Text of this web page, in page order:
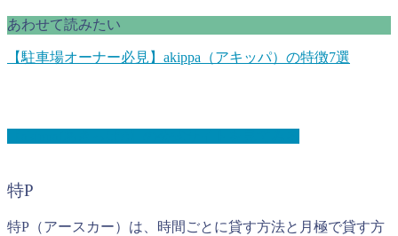
あわせて読みたい
【駐車場オーナー必見】akippa（アキッパ）の特徴7選
特P
特P（アースカー）は、時間ごとに貸す方法と月極で貸す方